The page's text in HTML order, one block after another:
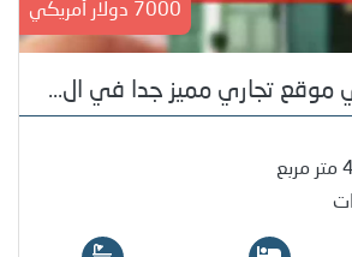
7000 دولار أمريكي
في موقع تجاري مميز جدا في ال...